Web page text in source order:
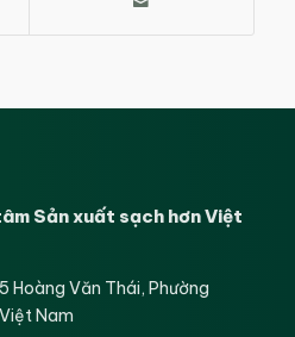
Sản xuất sạch hơn Việt
Hoàng Văn Thái, Phường
Nam